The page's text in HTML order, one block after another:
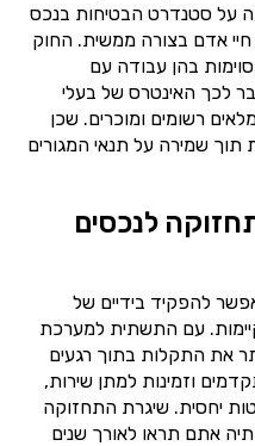
על סטנדרט הבטיחות בנכס
אדם בצורה ממשית. החוק
בהן עבודה עם
לכך האינטרס של בעלי
רשומים ומוכרים. שכן
שמירה על תנאי המגורים
לנכסים
להפקיד בידיים של
עם התשתית למערכת
את התקלות בתוך רגעים
וזמינות למתן שירות,
יחסית. שיגרת התחזוקה
אתם תראו לאורך שנים